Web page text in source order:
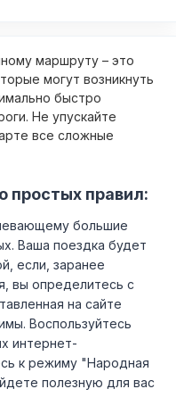
маршруту – это
могут возникнуть
быстро
Не упускайте
все сложные
простых правил:
большие
Ваша поездка будет
если, заранее
вы определитесь с
на сайте
Воспользуйтесь
интернет-
к режиму "Народная
полезную для вас